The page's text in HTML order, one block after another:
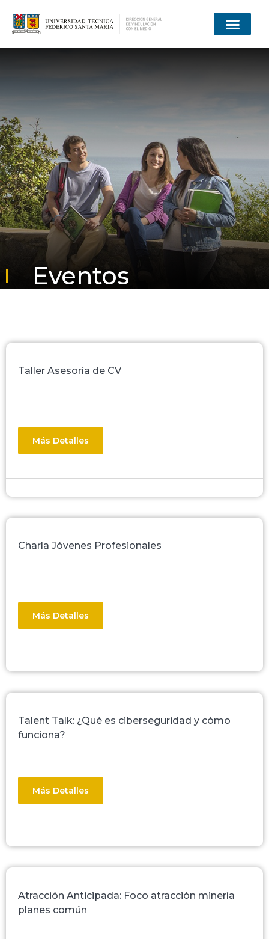
Eventos
Taller Asesoría de CV
Más Detalles
Charla Jóvenes Profesionales
Más Detalles
Talent Talk: ¿Qué es ciberseguridad y cómo
funciona?
Más Detalles
Atracción Anticipada: Foco atracción minería
planes común